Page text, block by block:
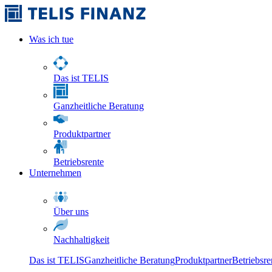
Was ich tue
Das ist TELIS
Ganzheitliche Beratung
Produktpartner
Betriebsrente
Unternehmen
Über uns
Nachhaltigkeit
Das ist TELISGanzheitliche BeratungProduktpartner